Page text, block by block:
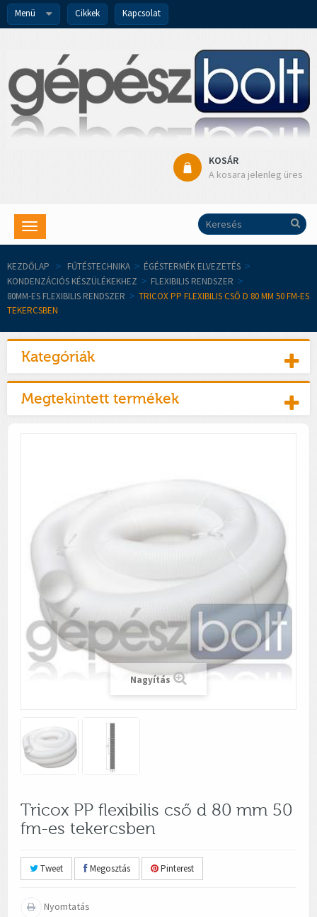
Menü Cikkek Kapcsolat
KOSÁR
A kosara jelenleg üres
Toggle
navigation
KEZDŐLAP > FŰTÉSTECHNIKA > ÉGÉSTERMÉK ELVEZETÉS >
KONDENZÁCIÓS KÉSZÜLÉKEKHEZ > FLEXIBILIS RENDSZER >
80MM-ES FLEXIBILIS RENDSZER > TRICOX PP FLEXIBILIS CSŐ D 80 MM 50 FM-ES
TEKERCSBEN
Kategóriák
Megtekintett termékek
Nagyítás
Tricox PP flexibilis cső d 80 mm 50
fm-es tekercsben
Tweet Megosztás Pinterest
Nyomtatás